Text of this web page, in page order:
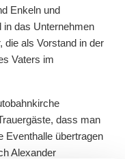
Enkeln und
in das Unternehmen
die als Vorstand in der
Vaters im
dass man
Eventhalle übertragen
Alexander